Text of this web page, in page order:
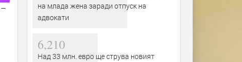
ОФК „Хасково“ стартира новия
сезон с победа над „Гигант“
Позиция на Муса Чолак:
на млада жена заради отпуск на
адвокати
6,210
Над 33 млн. евро ще струва новият